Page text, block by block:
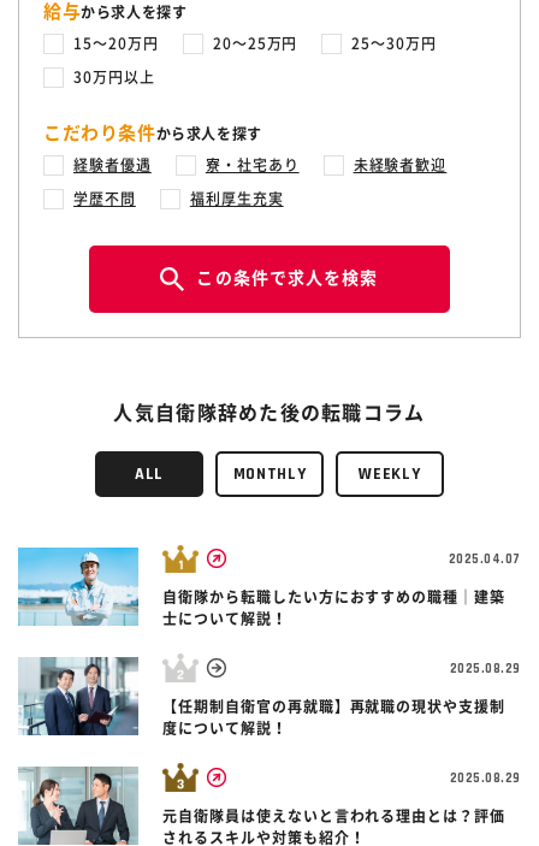
給与から求人を探す
15〜20万円 20〜25万円 25〜30万円
30万円以上
こだわり条件から求人を探す
経験者優遇 寮・社宅あり 未経験者歓迎
学歴不問 福利厚生充実
この条件で求人を検索
人気自衛隊辞めた後の転職コラム
ALL MONTHLY WEEKLY
2025.04.07
自衛隊から転職したい方におすすめの職種｜建築
士について解説！
2025.08.29
【任期制自衛官の再就職】再就職の現状や支援制
度について解説！
2025.08.29
元自衛隊員は使えないと言われる理由とは？評価
されるスキルや対策も紹介！